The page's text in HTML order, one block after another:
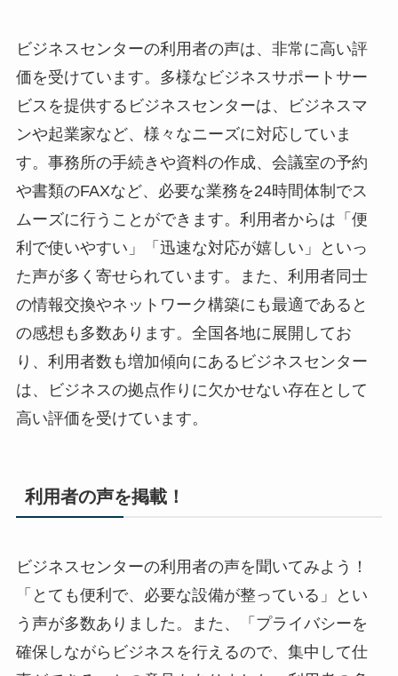
ビジネスセンターの利用者の声は、非常に高い評
価を受けています。多様なビジネスサポートサー
ビスを提供するビジネスセンターは、ビジネスマ
ンや起業家など、様々なニーズに対応していま
す。事務所の手続きや資料の作成、会議室の予約
や書類のFAXなど、必要な業務を24時間体制でス
ムーズに行うことができます。利用者からは「便
利で使いやすい」「迅速な対応が嬉しい」といっ
た声が多く寄せられています。また、利用者同士
の情報交換やネットワーク構築にも最適であると
の感想も多数あります。全国各地に展開してお
り、利用者数も増加傾向にあるビジネスセンター
は、ビジネスの拠点作りに欠かせない存在として
高い評価を受けています。
利用者の声を掲載！
ビジネスセンターの利用者の声を聞いてみよう！
「とても便利で、必要な設備が整っている」とい
う声が多数ありました。また、「プライバシーを
確保しながらビジネスを行えるので、集中して仕